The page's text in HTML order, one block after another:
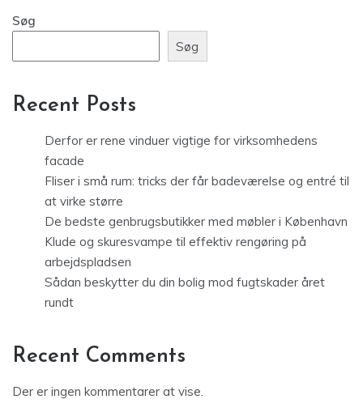
Søg
Søg
Recent Posts
Derfor er rene vinduer vigtige for virksomhedens
facade
Fliser i små rum: tricks der får badeværelse og entré til
at virke større
De bedste genbrugsbutikker med møbler i København
Klude og skuresvampe til effektiv rengøring på
arbejdspladsen
Sådan beskytter du din bolig mod fugtskader året
rundt
Recent Comments
Der er ingen kommentarer at vise.